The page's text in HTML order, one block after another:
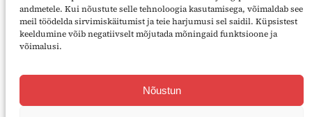
andmetele. Kui nõustute selle tehnoloogia kasutamisega, võimaldab see
meil töödelda sirvimiskäitumist ja teie harjumusi sel saidil. Küpsistest
keeldumine võib negatiivselt mõjutada mõningaid funktsioone ja
võimalusi.
Nõustun
Autoritele
Reklaam
Ilmumisgraafik
Tellimine
Kojukanne